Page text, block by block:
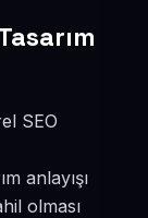
SEO
anlayışı
olması